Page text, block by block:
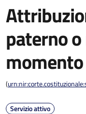
paterno
(
Servizio attivo